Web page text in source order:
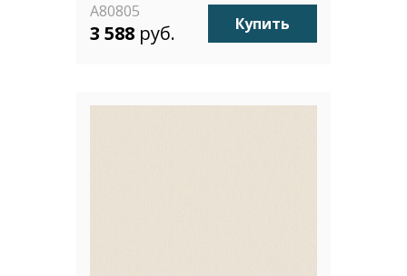
A80805
3 588 руб. Купить